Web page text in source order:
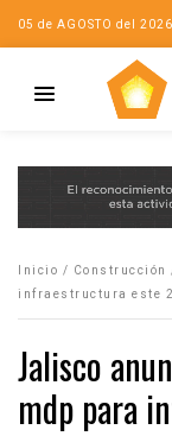
05 de AGOSTO del 2026
Inicio / Construcción
infraestructura este
Jalisco
mdp para